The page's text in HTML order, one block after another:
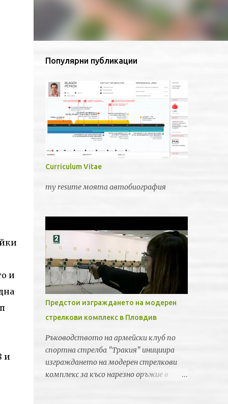
и
и
Популярни публикации
Curriculum Vitae
my resume моята автобиография
Предстои изграждането на модерен
стрелкови комплекс в Пловдив
Ръководството на армейски клуб по
спортна стрелба "Тракия" инициира
изграждането на модерен стрелкови
комплекс за късо нарезно оръжие в